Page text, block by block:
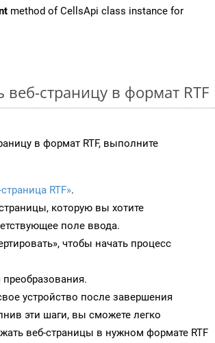
method of CellsApi class instance for
веб-страницу в формат RTF
в формат RTF, выполните
RTF».
которую вы хотите
поле ввода.
чтобы начать процесс
устройство после завершения
эти шаги, вы сможете легко
веб-страницы в нужном формате RTF